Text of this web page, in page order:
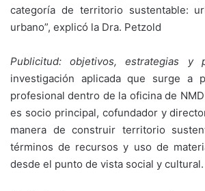
categoría de territorio sustentable:
urbano”, explicó la Dra. Petzold
Publicitud: objetivos, estrategias y
investigación aplicada que surge a
profesional dentro de la oficina de
es socio principal, cofundador y
manera de construir territorio
términos de recursos y uso de
desde el punto de vista social y cultural.